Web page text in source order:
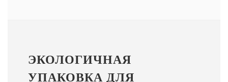
ЭКОЛОГИЧНАЯ
УПАКОВКА ДЛЯ